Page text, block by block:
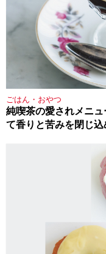
ごはん・おやつ
純喫茶の愛されメニ
て香りと苦みを閉じ